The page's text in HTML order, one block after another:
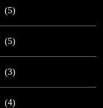
(5)
(5)
(3)
(4)